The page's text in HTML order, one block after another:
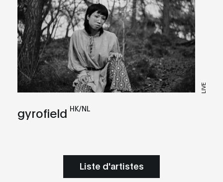
LIVE
gyrofield HK/NL
Liste d'artistes